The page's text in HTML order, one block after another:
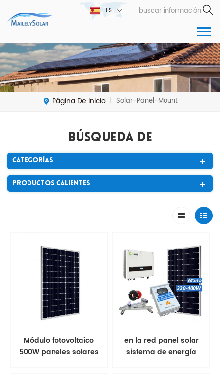
ES
Página De Inicio | Solar-Panel-Mount
Búsqueda De
Categorías
Productos Calientes
Módulo fotovoltaico
500W paneles solares
en la red panel solar
sistema de energía